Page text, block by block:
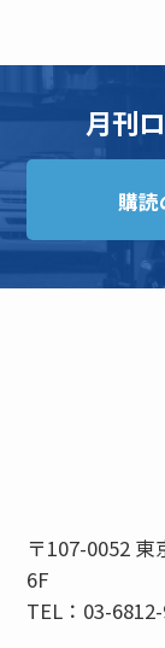
月刊
購読
〒107-0052
6F
TEL：03-